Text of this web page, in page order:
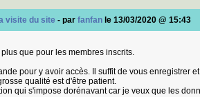
visite du site - par fanfan le 13/03/2020 @ 15:43
que pour les membres inscrits.
pour y avoir accès. Il suffit de vous enregistrer
qualité est d'être patient.
qui s'impose dorénavant car je veux que les